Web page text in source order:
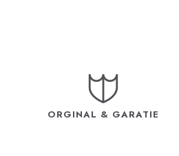
ORGINAL & GARATIE